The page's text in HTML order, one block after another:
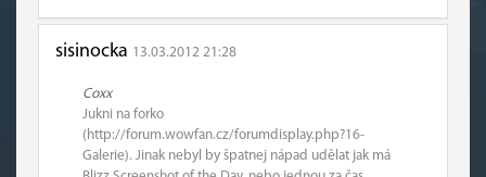
sisinocka 13.03.2012 21:28
Coxx
Jukni na forko
(http://forum.wowfan.cz/forumdisplay.php?16-
Galerie). Jinak nebyl by špatnej nápad udělat jak má